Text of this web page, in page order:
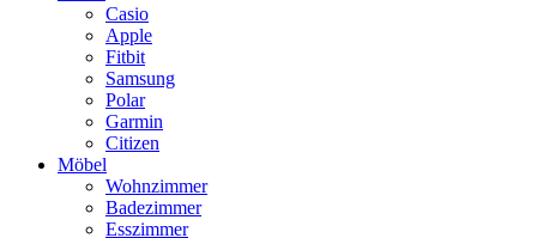
Casio
Apple
Fitbit
Samsung
Polar
Garmin
Citizen
Möbel
Wohnzimmer
Badezimmer
Esszimmer